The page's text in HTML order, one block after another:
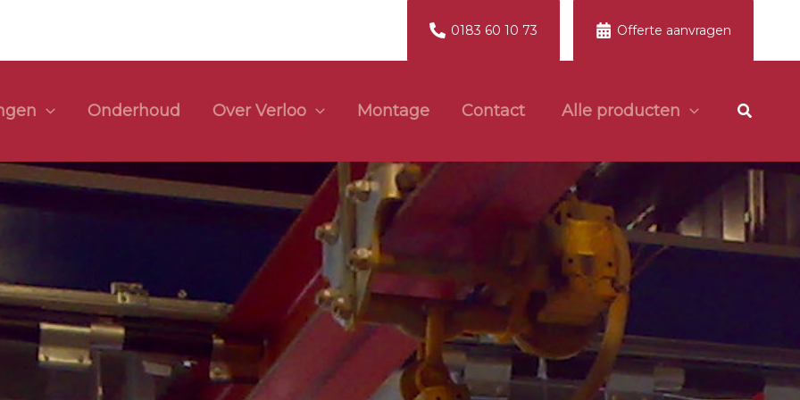
0183 60 10 73 Offerte aanvragen
Onderhoud Over Verloo Montage Contact Alle producten Zoeken